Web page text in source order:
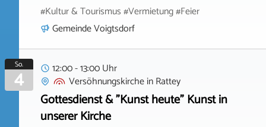
#Kultur & Tourismus #Vermietung #Feier
Gemeinde Voigtsdorf
So.
4
12:00 - 13:00 Uhr
VersöhnungskircheinRattey
Gottesdienst & "Kunst heute" Kunst in
unserer Kirche